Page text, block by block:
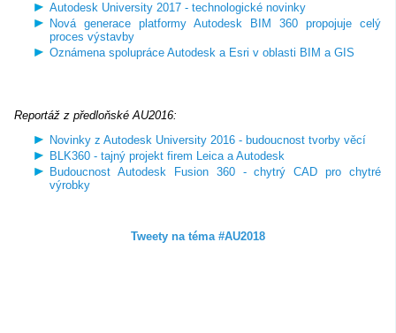
Autodesk University 2017 - technologické novinky
Nová generace platformy Autodesk BIM 360 propojuje celý
proces výstavby
Oznámena spolupráce Autodesk a Esri v oblasti BIM a GIS
Reportáž z předloňské AU2016:
Novinky z Autodesk University 2016 - budoucnost tvorby věcí
BLK360 - tajný projekt firem Leica a Autodesk
Budoucnost Autodesk Fusion 360 - chytrý CAD pro chytré
výrobky
Tweety na téma #AU2018